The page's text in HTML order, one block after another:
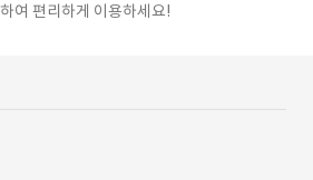
하여 편리하게 이용하세요!